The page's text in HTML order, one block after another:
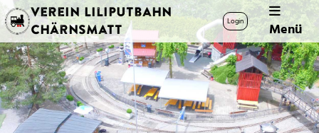
Verein Liliputbahn
Chärnsmatt
Login Menü